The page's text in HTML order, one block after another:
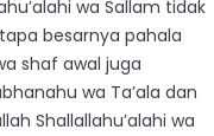
wa Sallam tidak
besarnya pahala
shaf awal juga
wa Ta’ala dan
Shallallahu’alahi wa